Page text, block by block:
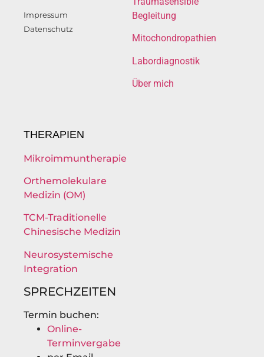
Impressum
Datenschutz
Begleitung
Mitochondropathien
Labordiagnostik
Über mich
THERAPIEN
Mikroimmuntherapie
Orthemolekulare
Medizin (OM)
TCM-Traditionelle
Chinesische Medizin
Neurosystemische
Integration
SPRECHZEITEN
Termin buchen:
Online-
Terminvergabe